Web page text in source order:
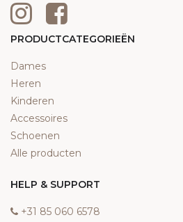
PRODUCTCATEGORIEËN
Dames
Heren
Kinderen
Accessoires
Schoenen
Alle producten
HELP & SUPPORT
‎+31 85 060 6578